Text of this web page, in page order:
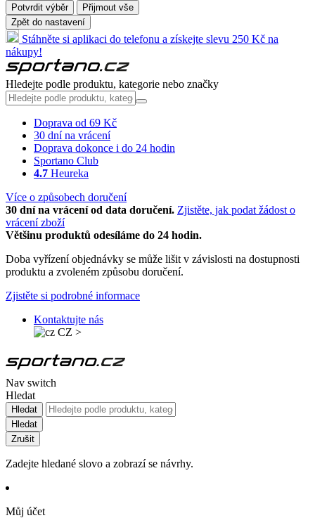
Potvrdit výběr
Přijmout vše
Zpět do nastavení
Stáhněte si aplikaci do telefonu a získejte slevu 250 Kč na
nákupy!
Hledejte podle produktu, kategorie nebo značky
Doprava od 69 Kč
30 dní na vrácení
Doprava dokonce i do 24 hodin
Sportano Club
4.7 Heureka
Více o způsobech doručení
30 dní na vrácení od data doručení. Zjistěte, jak podat žádost o
vrácení zboží
Většinu produktů odesíláme do 24 hodin.
Doba vyřízení objednávky se může lišit v závislosti na dostupnosti
produktu a zvoleném způsobu doručení.
Zjistěte si podrobné informace
Kontaktujte nás
CZ >
Nav switch
Hledat
Hledat
Hledat
Zrušit
Zadejte hledané slovo a zobrazí se návrhy.
Můj účet